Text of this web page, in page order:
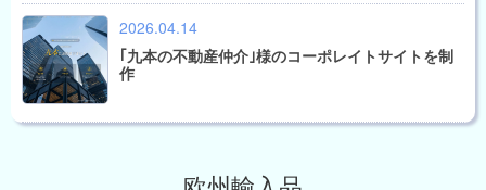
2026.04.14
｢九本の不動産仲介｣様のコーポレイトサイトを制
作